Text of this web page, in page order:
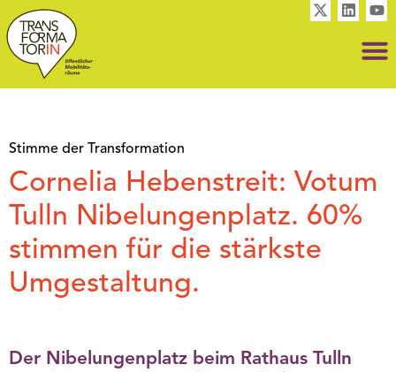
Stimme der Transformation
Cornelia Hebenstreit: Votum
Tulln Nibelungenplatz. 60%
stimmen für die stärkste
Umgestaltung.
Der Nibelungenplatz beim Rathaus Tulln